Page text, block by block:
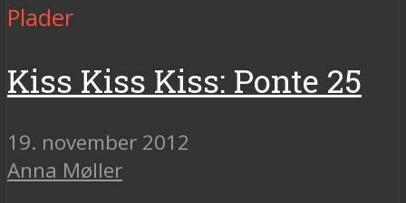
Plader
Kiss Kiss Kiss: Ponte 25
19. november 2012
Anna Møller